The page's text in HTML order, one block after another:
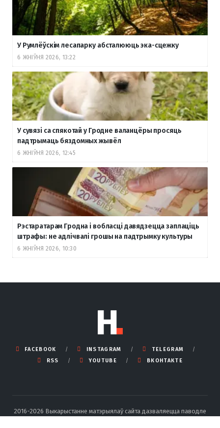
У Румлёўскім лесапарку абсталююць эка-сцежку
6 ЖНІЎНЯ 2026, 13:22
У сувязі са спякотай у Гродне валанцёры просяць
падтрымаць бяздомных жывёл
6 ЖНІЎНЯ 2026, 12:45
Рэстаратарам Гродна і вобласці давядзецца заплаціць
штрафы: не адлічвалі грошы на падтрымку культуры
6 ЖНІЎНЯ 2026, 10:30
FACEBOOK INSTAGRAM
TELEGRAM
RSS
YOUTUBE ВКОНТАКТЕ
2016-2026 Выкарыстанне матэрыялаў сайта дазваляецца паводле